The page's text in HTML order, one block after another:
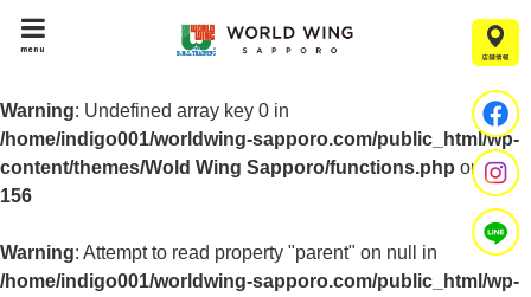
menu
Warning: Undefined array key 0 in
/home/indigo001/worldwing-sapporo.com/public_html/wp-
content/themes/Wold Wing Sapporo/functions.php on line
156
Warning: Attempt to read property "parent" on null in
/home/indigo001/worldwing-sapporo.com/public_html/wp-